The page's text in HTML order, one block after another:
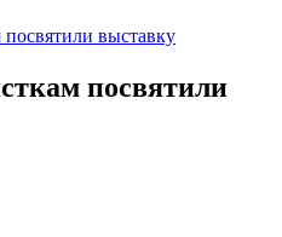
выставку
посвятили